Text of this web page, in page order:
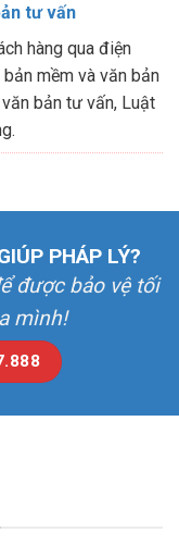
tư vấn
hàng qua điện
mềm và văn bản
bản tư vấn, Luật
PHÁP LÝ?
được bảo vệ tối
mình!